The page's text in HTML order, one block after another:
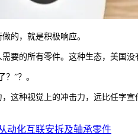
的，就是积极响应。
的所有零件。这种生态，美国没
”？。
种视觉上的冲击力，远比任字宣
动化互联安拆及轴承零件